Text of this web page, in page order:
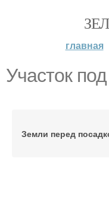
главная
Участок
Земли перед